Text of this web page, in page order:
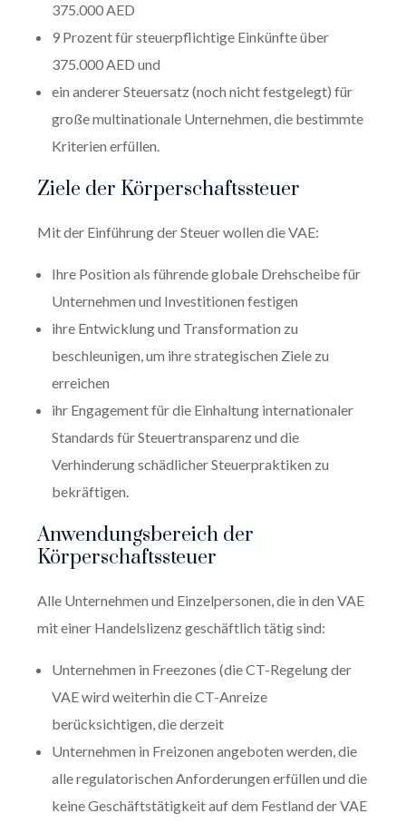
375.000 AED
9 Prozent für steuerpflichtige Einkünfte über
375.000 AED und
ein anderer Steuersatz (noch nicht festgelegt) für
große multinationale Unternehmen, die bestimmte
Kriterien erfüllen.
Ziele der Körperschaftssteuer
Mit der Einführung der Steuer wollen die VAE:
Ihre Position als führende globale Drehscheibe für
Unternehmen und Investitionen festigen
ihre Entwicklung und Transformation zu
beschleunigen, um ihre strategischen Ziele zu
erreichen
ihr Engagement für die Einhaltung internationaler
Standards für Steuertransparenz und die
Verhinderung schädlicher Steuerpraktiken zu
bekräftigen.
Anwendungsbereich der
Körperschaftssteuer
Alle Unternehmen und Einzelpersonen, die in den VAE
mit einer Handelslizenz geschäftlich tätig sind:
Unternehmen in Freezones (die CT-Regelung der
VAE wird weiterhin die CT-Anreize
berücksichtigen, die derzeit
Unternehmen in Freizonen angeboten werden, die
alle regulatorischen Anforderungen erfüllen und die
keine Geschäftstätigkeit auf dem Festland der VAE